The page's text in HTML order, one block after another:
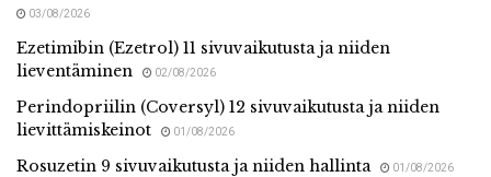
03/08/2026
Ezetimibin (Ezetrol) 11 sivuvaikutusta ja niiden
lieventäminen
02/08/2026
Perindopriilin (Coversyl) 12 sivuvaikutusta ja niiden
lievittämiskeinot
01/08/2026
Rosuzetin 9 sivuvaikutusta ja niiden hallinta 01/08/2026